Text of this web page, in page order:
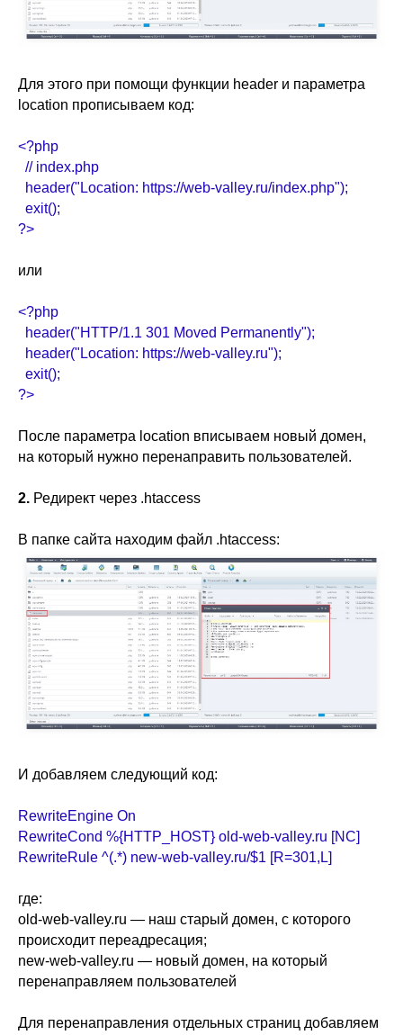
Для этого при помощи функции header и параметра
location прописываем код:
<?php
// index.php
header("Location: https://web-valley.ru/index.php");
exit();
?>
или
<?php
header("HTTP/1.1 301 Moved Permanently");
header("Location: https://web-valley.ru");
exit();
?>
После параметра location вписываем новый домен,
на который нужно перенаправить пользователей.
2. Редирект через .htaccess
В папке сайта находим файл .htaccess:
И добавляем следующий код:
RewriteEngine On
RewriteCond %{HTTP_HOST} old-web-valley.ru [NC]
RewriteRule ^(.*) new-web-valley.ru/$1 [R=301,L]
где:
old-web-valley.ru — наш старый домен, с которого
происходит переадресация;
new-web-valley.ru — новый домен, на который
перенаправляем пользователей
Для перенаправления отдельных страниц добавляем